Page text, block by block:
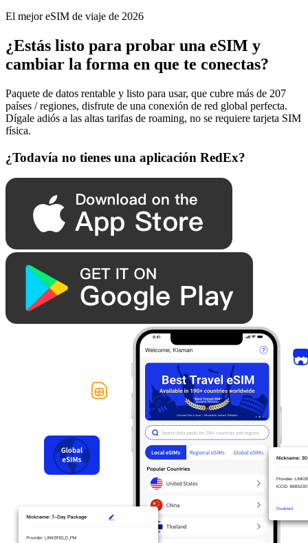
El mejor eSIM de viaje de 2026
¿Estás listo para probar una eSIM y
cambiar la forma en que te conectas?
Paquete de datos rentable y listo para usar, que cubre más de 207
países / regiones, disfrute de una conexión de red global perfecta.
Dígale adiós a las altas tarifas de roaming, no se requiere tarjeta SIM
física.
¿Todavía no tienes una aplicación RedEx?